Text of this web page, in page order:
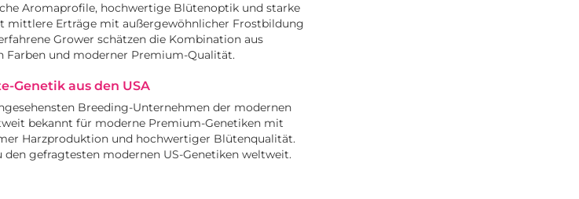
Aromaprofile, hochwertige Blütenoptik und starke
mittlere Erträge mit außergewöhnlicher Frostbildung
Grower schätzen die Kombination aus
Farben und moderner Premium-Qualität.
Genetik aus den USA
Breeding-Unternehmen der modernen
bekannt für moderne Premium-Genetiken mit
Harzproduktion und hochwertiger Blütenqualität.
gefragtesten modernen US-Genetiken weltweit.